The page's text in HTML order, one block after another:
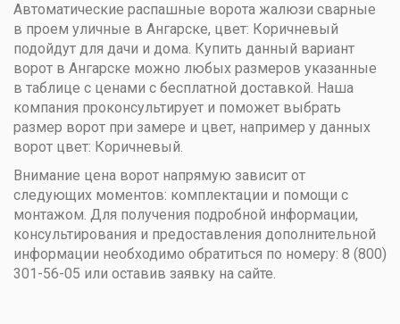
Автоматические распашные ворота жалюзи сварные
в проем уличные в Ангарске, цвет: Коричневый
подойдут для дачи и дома. Купить данный вариант
ворот в Ангарске можно любых размеров указанные
в таблице с ценами с бесплатной доставкой. Наша
компания проконсультирует и поможет выбрать
размер ворот при замере и цвет, например у данных
ворот цвет: Коричневый.
Внимание цена ворот напрямую зависит от
следующих моментов: комплектации и помощи с
монтажом. Для получения подробной информации,
консультирования и предоставления дополнительной
информации необходимо обратиться по номеру: 8 (800)
301-56-05 или оставив заявку на сайте.